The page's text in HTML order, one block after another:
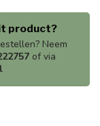
product?
Neem
of via